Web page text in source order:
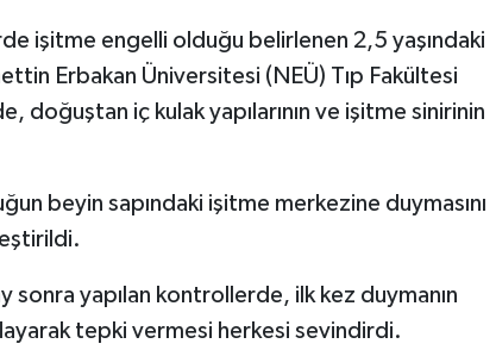
işitme engelli olduğu belirlenen 2,5 yaşındaki
Erbakan Üniversitesi (NEÜ) Tıp Fakültesi
doğuştan iç kulak yapılarının ve işitme sinirinin
beyin sapındaki işitme merkezine duymasını
yapılan kontrollerde, ilk kez duymanın
tepki vermesi herkesi sevindirdi.